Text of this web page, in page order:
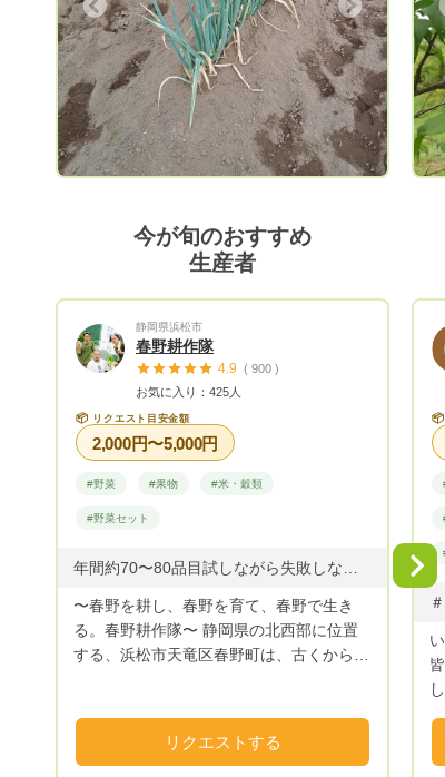
Next
ロ
3500
1400円
Previous
今が旬のおすすめ
生産者
静岡県浜松市
春野耕作隊
4.9 ( 900 )
お気に入り：425人
📦 リクエスト目安金額
2,000円〜5,000円
#野菜 #果物 #米・穀類
#野菜セット
年間約70〜80品目試しながら失敗しながら成功しながら
〜春野を耕し、春野を育て、春野で生き
る。春野耕作隊〜 静岡県の北西部に位置
する、浜松市天竜区春野町は、古くから銘
受け、多くの田畑が耕作放棄地となってき
ました。 そこで、春野町出身の若手農家
リクエストする
📦
Next